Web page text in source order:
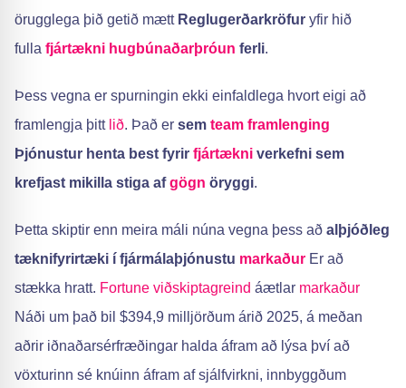
örugglega þið getið mætt Reglugerðarkröfur yfir hið
fulla fjártækni hugbúnaðarþróun ferli.
Þess vegna er spurningin ekki einfaldlega hvort eigi að
framlengja þitt lið. Það er sem team framlenging
Þjónustur henta best fyrir fjártækni verkefni sem
krefjast mikilla stiga afgögn öryggi.
Þetta skiptir enn meira máli núna vegna þess að alþjóðleg
tæknifyrirtæki í fjármálaþjónustu markaður Er að
stækka hratt. Fortune viðskiptagreind áætlar markaður
Náði um það bil $394,9 milljörðum árið 2025, á meðan
aðrir iðnaðarsérfræðingar halda áfram að lýsa því að
vöxturinn sé knúinn áfram af sjálfvirkni, innbyggðum